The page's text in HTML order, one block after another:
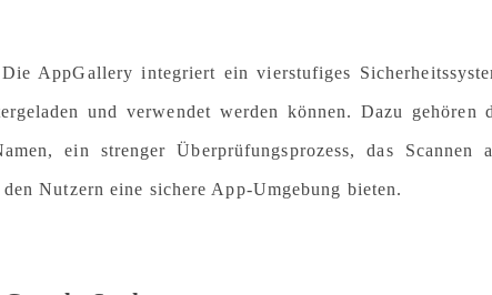
AppGallery integriert ein vierstufiges
und verwendet werden können. Dazu gehören
ein strenger Überprüfungsprozess, das Scannen
Nutzern eine sichere App-Umgebung bieten.